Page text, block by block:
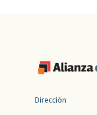
Dirección